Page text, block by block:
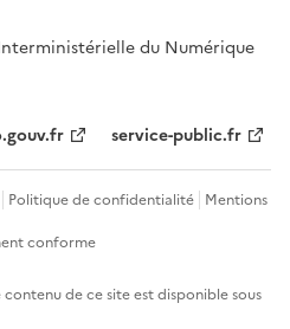
du Numérique
service-public.fr
Politique de confidentialité Mentions
conforme
de ce site est disponible sous